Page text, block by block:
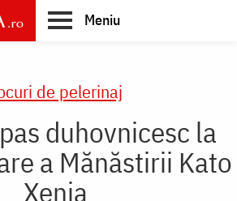
Meniu
de pelerinaj
duhovnicesc la
a Mănăstirii Kato
Xenia